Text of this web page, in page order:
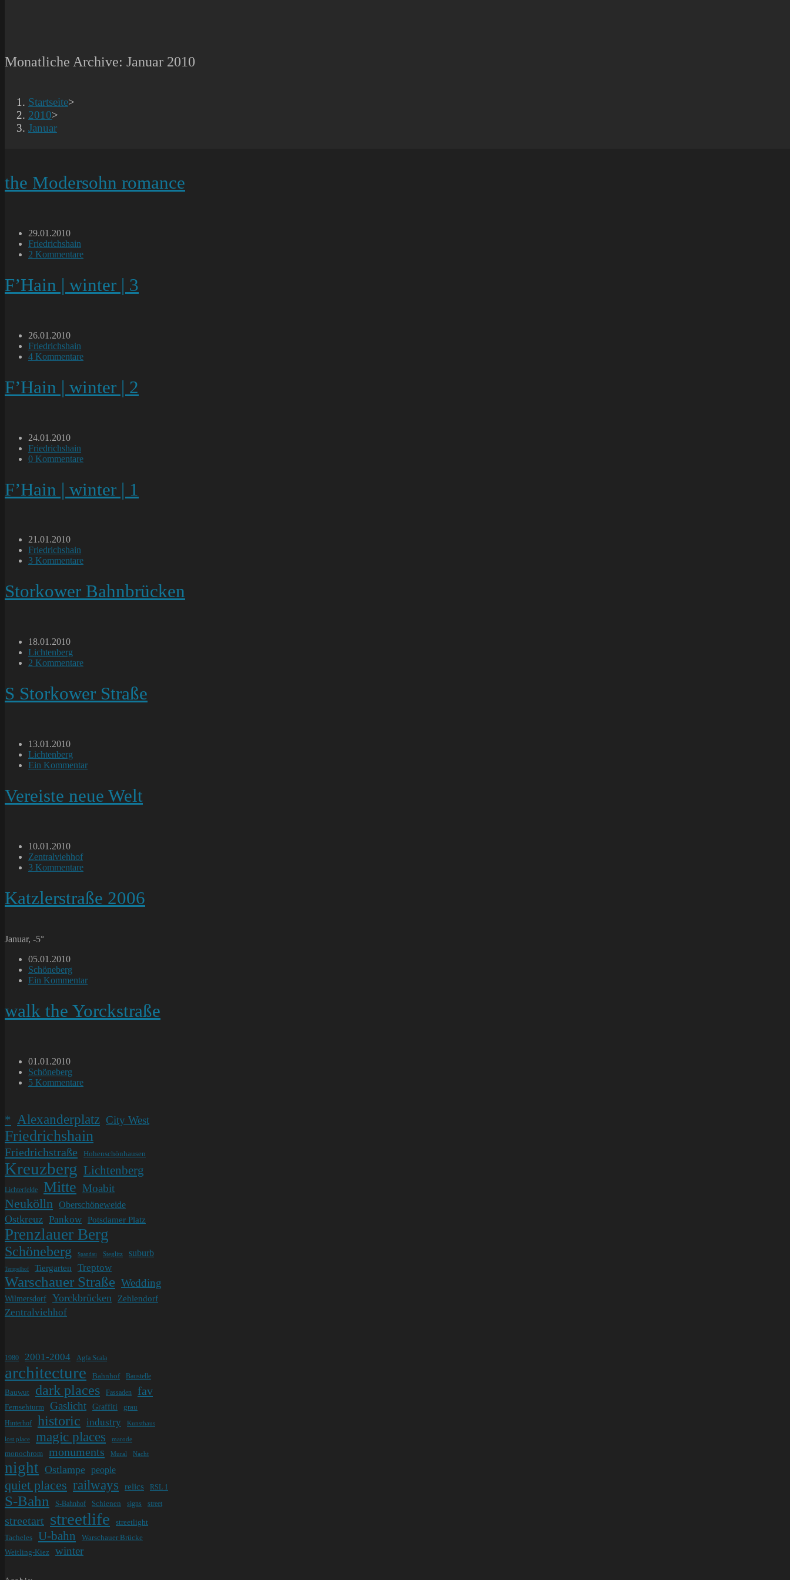
Monatliche Archive: Januar 2010
Startseite>
2010>
Januar
the Modersohn romance
Beitrag
veröffentlicht:
29.01.2010
Beitrags-
Kategorie:
Friedrichshain
Beitrags-
2 Kommentare
F’Hain | winter | 3
Beitrag
veröffentlicht:
26.01.2010
Beitrags-
Kategorie:
Friedrichshain
Beitrags-
4 Kommentare
F’Hain | winter | 2
Beitrag
veröffentlicht:
24.01.2010
Beitrags-
Kategorie:
Friedrichshain
Beitrags-
0 Kommentare
F’Hain | winter | 1
Beitrag
veröffentlicht:
21.01.2010
Beitrags-
Kategorie:
Friedrichshain
Beitrags-
3 Kommentare
Storkower Bahnbrücken
Beitrag
veröffentlicht:
18.01.2010
Beitrags-
Kategorie:
Lichtenberg
Beitrags-
2 Kommentare
S Storkower Straße
Beitrag
veröffentlicht:
13.01.2010
Beitrags-
Kategorie:
Lichtenberg
Beitrags-
Ein Kommentar
Vereiste neue Welt
Beitrag
veröffentlicht:
10.01.2010
Beitrags-
Kategorie:
Zentralviehhof
Beitrags-
3 Kommentare
Katzlerstraße 2006
Januar, -5°
Beitrag
veröffentlicht:
05.01.2010
Beitrags-
Kategorie:
Schöneberg
Beitrags-
Ein Kommentar
walk the Yorckstraße
Beitrag
veröffentlicht:
01.01.2010
Beitrags-
Kategorie:
Schöneberg
Beitrags-
5 Kommentare
* Alexanderplatz City West
Friedrichshain
Friedrichstraße Hohenschönhausen
Kreuzberg Lichtenberg
Lichterfelde Mitte Moabit
Neukölln Oberschöneweide
Ostkreuz Pankow Potsdamer Platz
Prenzlauer Berg
Schöneberg Spandau Steglitz suburb
Tempelhof Tiergarten Treptow
Warschauer Straße Wedding
Wilmersdorf Yorckbrücken Zehlendorf
Zentralviehhof
1980 2001-2004 Agfa Scala
architecture Bahnhof Baustelle
Bauwut dark places Fassaden fav
Fernsehturm Gaslicht Graffiti grau
Hinterhof historic industry Kunsthaus
lost place magic places marode
monochrom monuments Mural Nacht
night Ostlampe people
quiet places railways relics RSL 1
S-Bahn S-Bahnhof Schienen signs street
streetart streetlife streetlight
Tacheles U-bahn
Warschauer Brücke
Weitling-Kiez
winter